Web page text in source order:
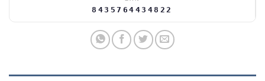
8435764434822